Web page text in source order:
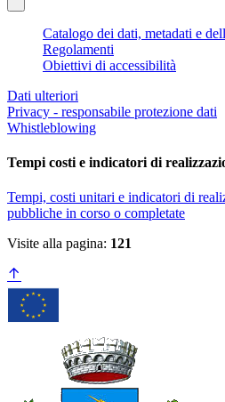
Catalogo dei dati, metadati e
Regolamenti
Obiettivi di accessibilità
Dati ulteriori
Privacy - responsabile protezione dati
Whistleblowing
Tempi costi e indicatori di
Tempi, costi unitari e indicatori di
pubbliche in corso o completate
Visite alla pagina: 121